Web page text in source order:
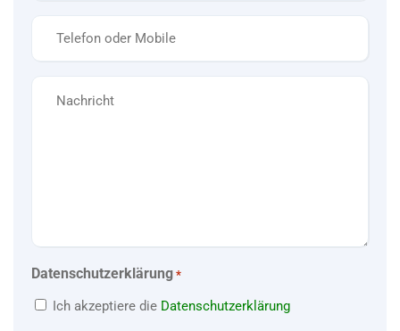
Datenschutzerklärung *
Ich akzeptiere die Datenschutzerklärung